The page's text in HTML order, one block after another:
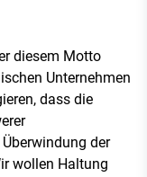
diesem Motto
Unternehmen
dass die
der
wollen Haltung